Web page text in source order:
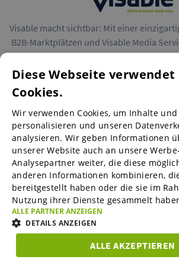
Visable macht sichtbar: Mit einer
B2B-Marktplätzen und Visable Media
Reichweite von Unternehmen
B2B-Marktplätze
Visable Media Services
Mittelstands-Monitor
Karriere
Diese Webseite verwendet
Cookies.
Wir verwenden Cookies, um Inhalte und
personalisieren und unseren
analysieren. Wir geben Informationen
unserer Website auch an unsere
Analysepartner weiter, die diese
anderen Informationen kombinieren,
bereitgestellt haben oder die sie im
Nutzung ihrer Dienste gesammelt
ALLE PARTNER ANZEIGEN
DETAILS ANZEIGEN
ALLE AKZEPTIEREN
UNBEDINGT